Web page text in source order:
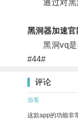
通过对黑洞
黑洞器加速官
黑洞vq是我
#44#
评论
游客
这款app的功能非